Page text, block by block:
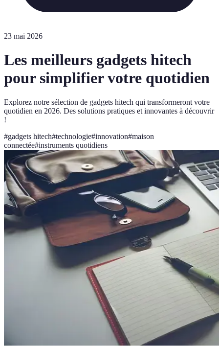
23 mai 2026
Les meilleurs gadgets hitech
pour simplifier votre quotidien
Explorez notre sélection de gadgets hitech qui transformeront votre
quotidien en 2026. Des solutions pratiques et innovantes à découvrir
!
#gadgets hitech#technologie#innovation#maison
connectée#instruments quotidiens